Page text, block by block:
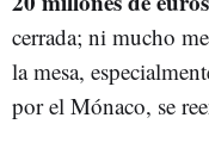
cerrada; ni mucho
la mesa,
por el Mónaco, se